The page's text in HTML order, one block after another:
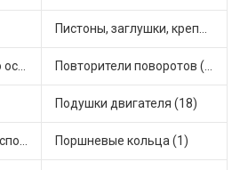
Пистоны, заглушки, крепежные элементы (6)
Плафоны внутреннего освещения (1) Повторители поворотов (9)
Подушки двигателя (18)
Подшипники для транспорта (24) Поршневые кольца (1)